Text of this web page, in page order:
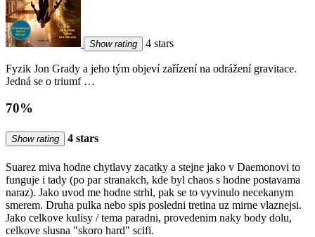
Show rating 4 stars
Fyzik Jon Grady a jeho tým objeví zařízení na odrážení gravitace.
Jedná se o triumf …
70%
Show rating 4 stars
Suarez miva hodne chytlavy zacatky a stejne jako v Daemonovi to
funguje i tady (po par stranakch, kde byl chaos s hodne postavama
naraz). Jako uvod me hodne strhl, pak se to vyvinulo necekanym
smerem. Druha pulka nebo spis posledni tretina uz mirne vlaznejsi.
Jako celkove kulisy / tema paradni, provedenim naky body dolu,
celkove slusna "skoro hard" scifi.